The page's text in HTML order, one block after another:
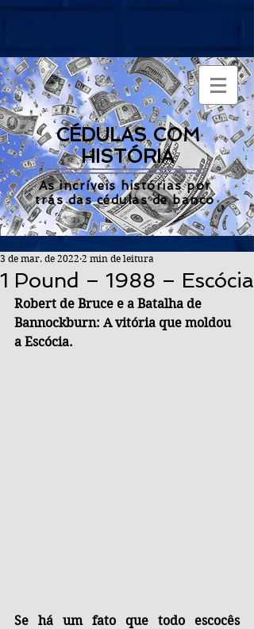
CÉDULAS COM
HISTÓRIA
As incríveis histórias por
trás das cédulas de banco
1 Pound – 1988 – Escócia
3 de mar. de 2022 2 min de leitura
Robert de Bruce e a Batalha de
Bannockburn: A vitória que moldou
a Escócia.
Se há um fato que todo escocês